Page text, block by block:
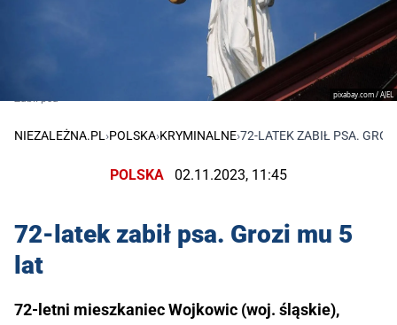
pixabay.com / AJEL
Zabił psa
NIEZALEŻNA.PL ›POLSKA›KRYMINALNE›72-LATEK ZABIŁ PSA.
POLSKA 02.11.2023, 11:45
72-latek zabił psa. Grozi mu 5
lat
72-letni mieszkaniec Wojkowic (woj. śląskie),